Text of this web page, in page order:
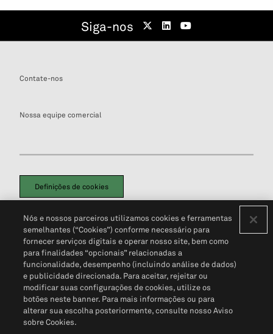
Siga-nos
Contate-nos
Nossa equipe comercial
Definições de cookies
Política de PrivacidadePortal de privacidade do cliente (em inglês)
Não Venda Minhas Informações Pessoais© 2026 S&P Global
Nós e nossos parceiros utilizamos cookies e ferramentas
semelhantes (“Cookies”) conforme necessário para
fornecer serviços digitais e operar nosso site, bem como
para finalidades “opcionais” relacionadas a
funcionalidade, desempenho (incluindo análise de dados)
e publicidade direcionada. Para aceitar, rejeitar ou
modificar suas configurações de cookies, utilize os
botões neste banner. Para mais informações ou para
alterar sua escolha posteriormente, consulte nosso Aviso
sobre Cookies.